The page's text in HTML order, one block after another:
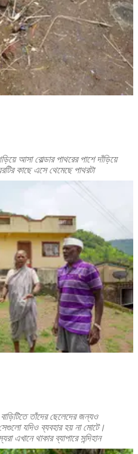
আসা বোল্ডার পাথরের পাশে দাঁড়িয়ে
কাছে এসে থেমেছে পাথরটা
তাঁদের ছেলেদের জন্যও
যদিও ব্যবহার হয় না মোটে।
এখানে থাকার ব্যাপারে সন্দিহান